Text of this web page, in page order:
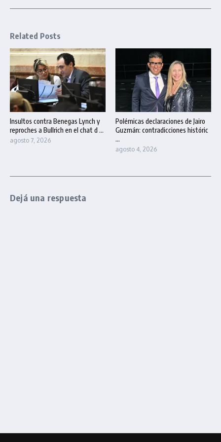
Related Posts
Insultos contra Benegas Lynch y
reproches a Bullrich en el chat d ...
agosto 7, 2026
Polémicas declaraciones de Jairo
Guzmán: contradicciones históric
...
agosto 4, 2026
Dejá una respuesta